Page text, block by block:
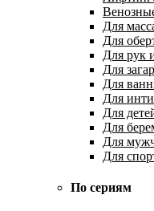
Для
Для
Для рук
Для
Для
Для
Для
Для
Для
Для
По сериям